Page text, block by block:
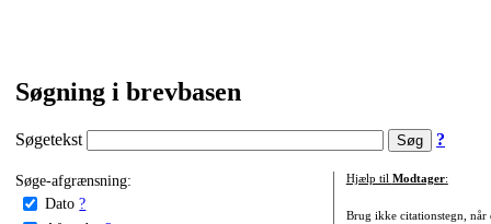
Søgning i brevbasen
Søgetekst ?
Søge-afgrænsning:
Dato ?
Hjælp til Modtager:
Brug ikke citationstegn, når